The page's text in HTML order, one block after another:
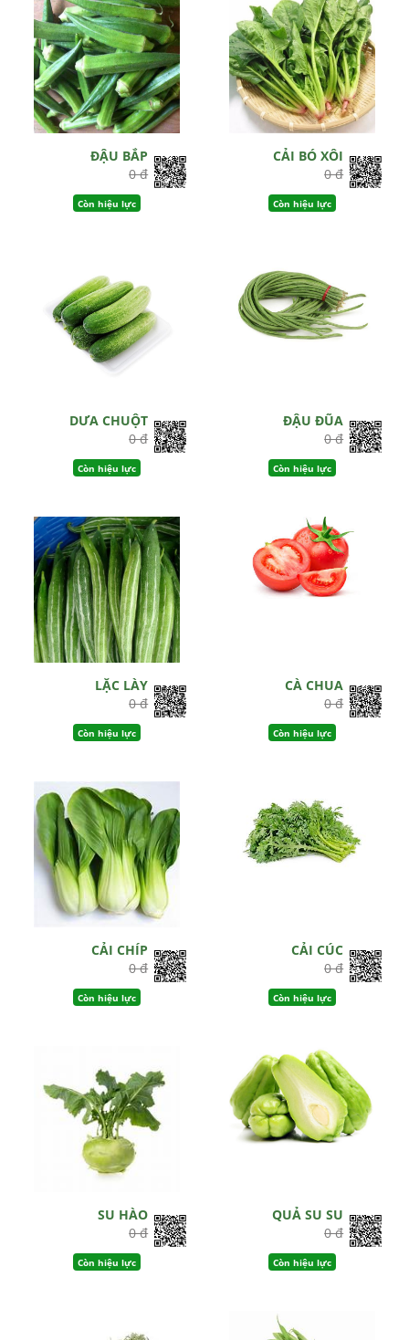
ĐẬU BẮP
0 đ
Còn hiệu lực
CẢI BÓ XÔI
0 đ
Còn hiệu lực
DƯA CHUỘT
0 đ
Còn hiệu lực
ĐẬU ĐŨA
0 đ
Còn hiệu lực
LẶC LÀY
0 đ
Còn hiệu lực
CÀ CHUA
0 đ
Còn hiệu lực
CẢI CHÍP
0 đ
Còn hiệu lực
CẢI CÚC
0 đ
Còn hiệu lực
SU HÀO
0 đ
Còn hiệu lực
QUẢ SU SU
0 đ
Còn hiệu lực